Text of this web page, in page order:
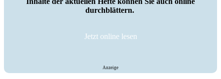
durchblättern.
Jetzt online lesen
Anzeige